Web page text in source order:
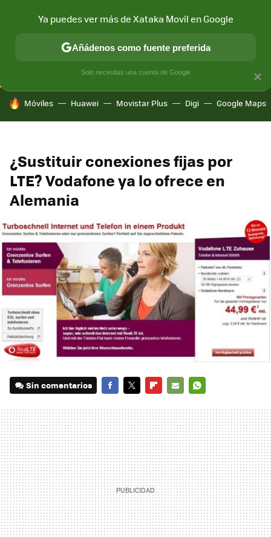
CONECTIVIDAD MÓVIL Y SOCIEDAD APLICACIONES
HOY SE HABLA DE
Móviles Huawei Movistar Plus Digi Google Maps
¿Sustituir conexiones fijas por
LTE? Vodafone ya lo ofrece en
Alemania
Sin comentarios
MAIL
×
Ya puedes ver más de Xataka Movil en Google
Añádenos como fuente preferida
Solo necesitas una cuenta de Google